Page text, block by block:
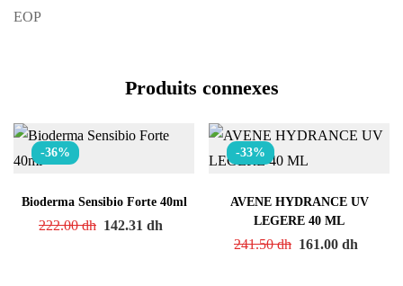
EOP
Produits connexes
-36%
Bioderma Sensibio Forte 40ml
222.00dh 142.31 dh
-33%
AVENE HYDRANCE UV
LEGERE 40 ML
241.50dh 161.00 dh